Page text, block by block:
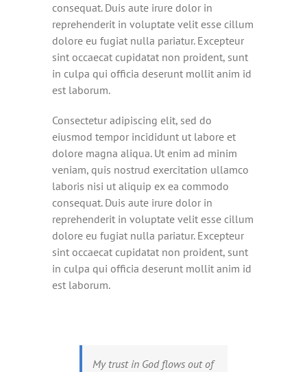
consequat. Duis aute irure dolor in
reprehenderit in voluptate velit esse cillum
dolore eu fugiat nulla pariatur. Excepteur
sint occaecat cupidatat non proident, sunt
in culpa qui officia deserunt mollit anim id
est laborum.
Consectetur adipiscing elit, sed do
eiusmod tempor incididunt ut labore et
dolore magna aliqua. Ut enim ad minim
veniam, quis nostrud exercitation ullamco
laboris nisi ut aliquip ex ea commodo
consequat. Duis aute irure dolor in
reprehenderit in voluptate velit esse cillum
dolore eu fugiat nulla pariatur. Excepteur
sint occaecat cupidatat non proident, sunt
in culpa qui officia deserunt mollit anim id
est laborum.
My trust in God flows out of